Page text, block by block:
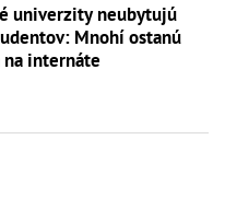
univerzity neubytujú
Mnohí ostanú
internáte